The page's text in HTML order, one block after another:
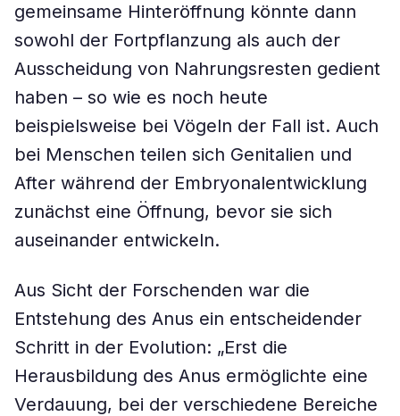
gemeinsame Hinteröffnung könnte dann
sowohl der Fortpflanzung als auch der
Ausscheidung von Nahrungsresten gedient
haben – so wie es noch heute
beispielsweise bei Vögeln der Fall ist. Auch
bei Menschen teilen sich Genitalien und
After während der Embryonalentwicklung
zunächst eine Öffnung, bevor sie sich
auseinander entwickeln.
Aus Sicht der Forschenden war die
Entstehung des Anus ein entscheidender
Schritt in der Evolution: „Erst die
Herausbildung des Anus ermöglichte eine
Verdauung, bei der verschiedene Bereiche